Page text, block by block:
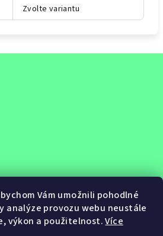
Vám umožnili pohodlné
analýze provozu webu neustále
výkon a použitelnost.Více
Zvolte variantu
platby